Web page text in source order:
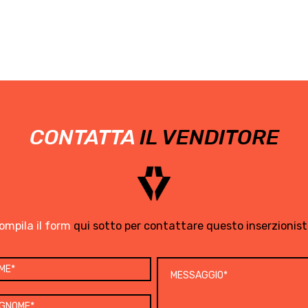
CONTATTA IL VENDITORE
il form qui sotto per contattare questo